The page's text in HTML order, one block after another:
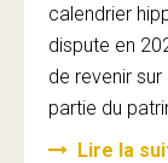
calendrier
dispute en
de revenir
partie du
Lire la